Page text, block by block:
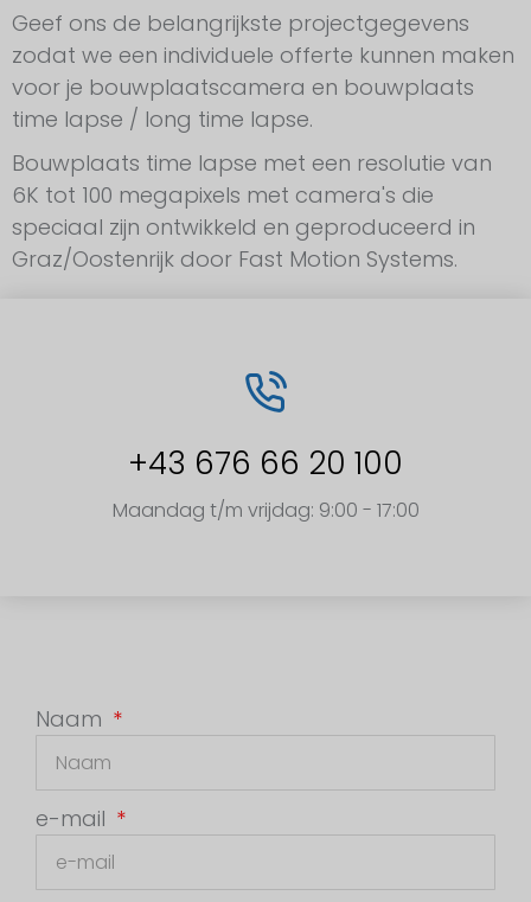
Geef ons de belangrijkste projectgegevens
zodat we een individuele offerte kunnen maken
voor je bouwplaatscamera en bouwplaats
time lapse / long time lapse.
Bouwplaats time lapse met een resolutie van
6K tot 100 megapixels met camera's die
speciaal zijn ontwikkeld en geproduceerd in
Graz/Oostenrijk door Fast Motion Systems.
+43 676 66 20 100
Maandag t/m vrijdag: 9:00 - 17:00
Naam
e-mail